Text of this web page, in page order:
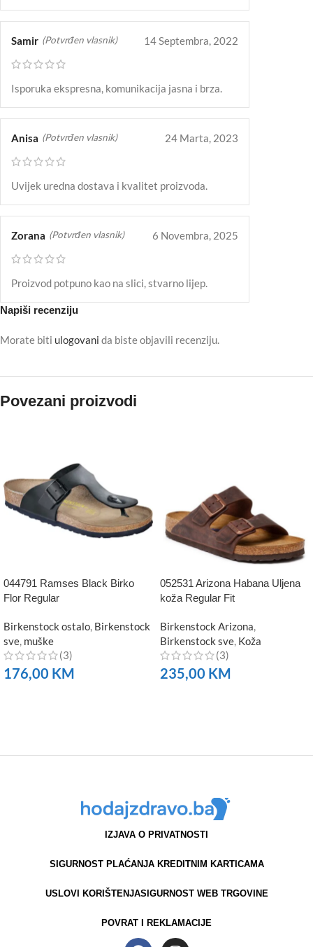
Samir (Potvrđen vlasnik) 14 Septembra, 2022
Isporuka ekspresna, komunikacija jasna i brza.
Anisa (Potvrđen vlasnik) 24 Marta, 2023
Uvijek uredna dostava i kvalitet proizvoda.
Zorana (Potvrđen vlasnik) 6 Novembra, 2025
Proizvod potpuno kao na slici, stvarno lijep.
Napiši recenziju
Morate biti ulogovani da biste objavili recenziju.
Povezani proizvodi
044791 Ramses Black Birko
Flor Regular
Birkenstock ostalo Birkenstock
sve muške
(3)
176,00 KM
052531 Arizona Habana Uljena
koža Regular Fit
Birkenstock Arizona
Birkenstock sve Koža
(3)
235,00 KM
IZJAVA O PRIVATNOSTI
SIGURNOST PLAĆANJA KREDITNIM KARTICAMA
USLOVI KORIŠTENJASIGURNOST WEB TRGOVINE
POVRAT I REKLAMACIJE